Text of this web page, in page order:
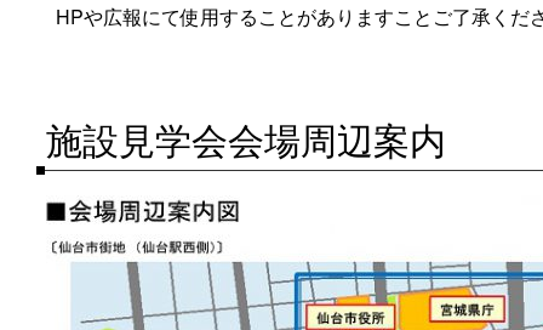
HPや広報にて使用することがありますことご了承くだ
施設見学会会場周辺案内